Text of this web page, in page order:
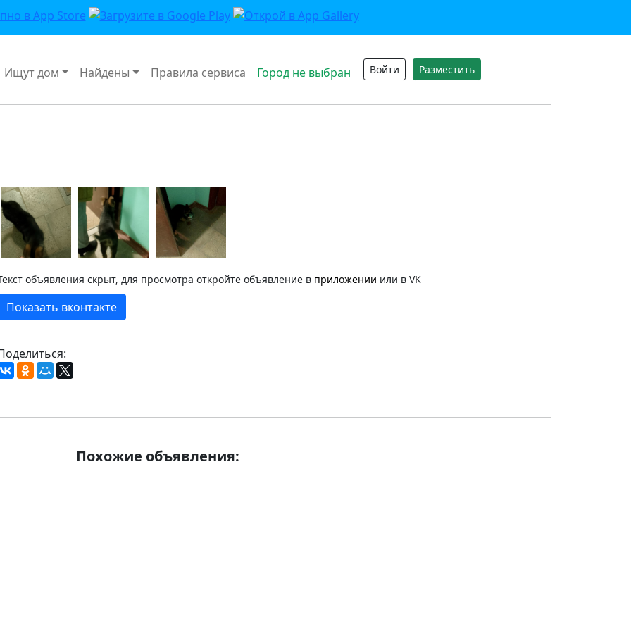
Ищут дом Найдены Правила сервиса Город не выбран Войти Разместить
объявления скрыт, для просмотра откройте объявление в приложении или в VK
Показать вконтакте
Похожие объявления: